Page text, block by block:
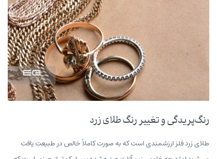
رنگ‌پریدگی و تغییر رنگ طلای زرد
طلای زرد فلز ارزشمندی است که به صورت کاملاً خالص در طبیعت یافت